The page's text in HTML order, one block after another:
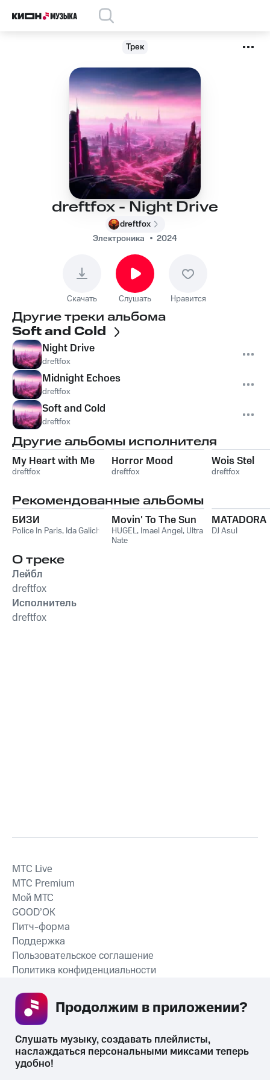
Трек
dreftfox - Night Drive
dreftfox
Электроника
2024
Скачать Слушать Нравится
Другие треки альбома
Soft and Cold
Night Drive
dreftfox
Midnight Echoes
dreftfox
Soft and Cold
dreftfox
Другие альбомы исполнителя
My Heart with Me
dreftfox
Horror Mood
dreftfox
Wois Stel
dreftfox
Рекомендованные альбомы
БИЗИ
Police In Paris, Ida Galich
Movin' To The Sun
HUGEL, Imael Angel, Ultra
Nate
MATADORA
DJ Asul
О треке
Лейбл
dreftfox
Исполнитель
dreftfox
СКАЧАТЬ ПРИЛОЖЕНИЕ
MTС Live
MTС Premium
Мой МТС
GOOD’OK
Питч-форма
Поддержка
Пользовательское соглашение
Политика конфиденциальности
Слушать музыку, создавать плейлисты,
наслаждаться персональными миксами теперь
удобно!